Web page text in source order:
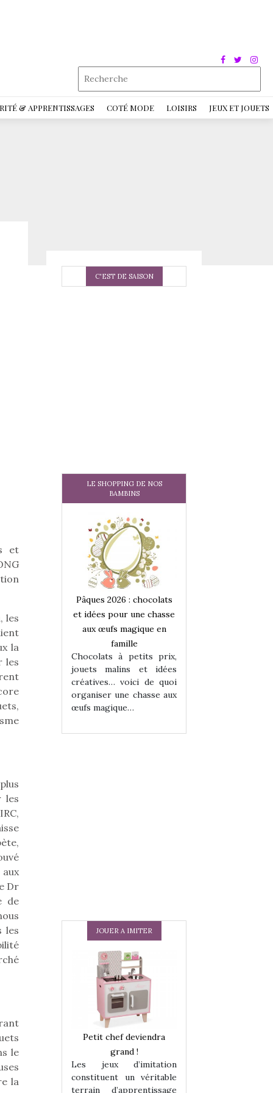
& APPRENTISSAGES COTÉ MODE LOISIRS JEUX ET JOUETS
et
les
la
les
les
Dr
de
les
le
la
C'EST DE SAISON
LE SHOPPING DE NOS
BAMBINS
chasse
en
prix,
et idées
de quoi
chasse aux
Pâques 2026 : chocolats
et idées pour une chasse
aux œufs magique en
famille
Chocolats à petits prix,
jouets malins et idées
créatives… voici de quoi
organiser une chasse aux
œufs magique…
JOUER A IMITER
peluche
un
des
!
Petit chef deviendra
grand !
Les jeux d’imitation
constituent un véritable
terrain d’apprentissage